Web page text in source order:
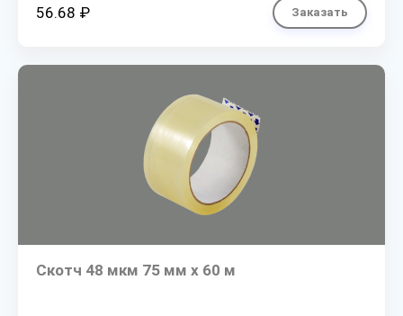
56.68 ₽ Заказать
Скотч 48 мкм 75 мм х 60 м